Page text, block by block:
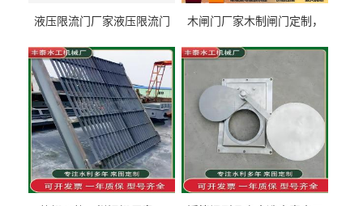
液压限流门厂家液压限流门
泰制造
木闸门厂家木制闸门定制，
型号齐全